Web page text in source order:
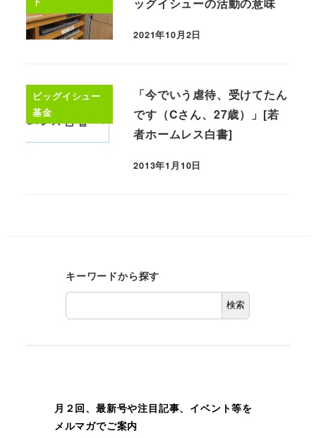
2021年10月2日
ビッグイシュー
基金
「今でいう虐待、受けてたん
です（Cさん、27歳）」[若
者ホームレス白書]
2013年1月10日
キーワードから探す
検索
月２回、最新号や注目記事、イベント等を
メルマガでご案内